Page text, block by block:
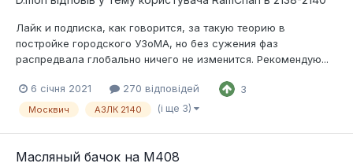
Лайк и подписка, как говорится, за такую теорию в
постройке городского УЗоМА, но без сужения фаз
распредвала глобально ничего не изменится. Рекомендую...
6 січня 2021 270 відповідей 3
Москвич АЗЛК 2140 (і ще 3)
Масляный бачок на М408